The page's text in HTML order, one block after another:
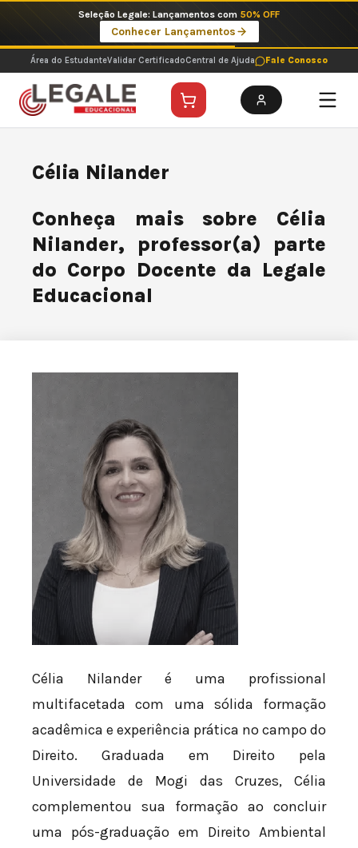
o
conteúdo
Seleção Legale: Lançamentos com 50% OFF
Conhecer Lançamentos
Área do EstudanteValidar CertificadoCentral de Ajuda Fale Conosco
Célia Nilander
Conheça mais sobre Célia
Nilander, professor(a) parte
do Corpo Docente da Legale
Educacional
Célia Nilander é uma profissional
multifacetada com uma sólida formação
acadêmica e experiência prática no campo do
Direito. Graduada em Direito pela
Universidade de Mogi das Cruzes, Célia
complementou sua formação ao concluir
uma pós-graduação em Direito Ambiental